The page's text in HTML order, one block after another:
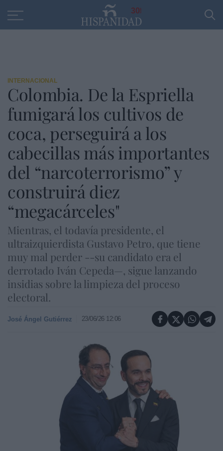
30
INTERNACIONAL
Colombia. De la Espriella
fumigará los cultivos de
coca, perseguirá a los
cabecillas más importantes
del “narcoterrorismo” y
construirá diez
“megacárceles"
Mientras, el todavía presidente, el
ultraizquierdista Gustavo Petro, que tiene
muy mal perder --su candidato era el
derrotado Iván Cepeda—, sigue lanzando
insidias sobre la limpieza del proceso
electoral.
José Ángel Gutiérrez 23/06/26 12:06